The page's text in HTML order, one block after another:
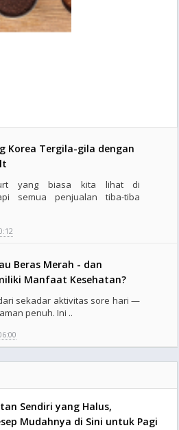
Korea Tergila-gila dengan
yang biasa kita lihat di
semua penjualan tiba-tiba
Beras Merah - dan
Manfaat Kesehatan?
sekadar aktivitas sore hari —
penuh. Ini ..
Sendiri yang Halus,
Mudahnya di Sini untuk Pagi